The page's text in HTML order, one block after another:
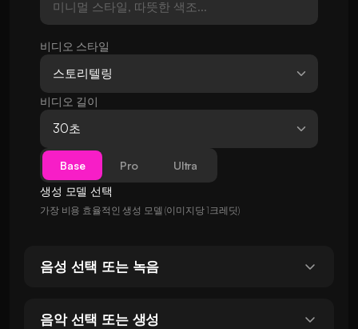
비디오 스타일
비디오 길이
Base Pro
Ultra
생성 모델 선택
가장 비용 효율적인 생성 모델 (이미지당 1크레딧)
음성 선택 또는 녹음
음악 선택 또는 생성